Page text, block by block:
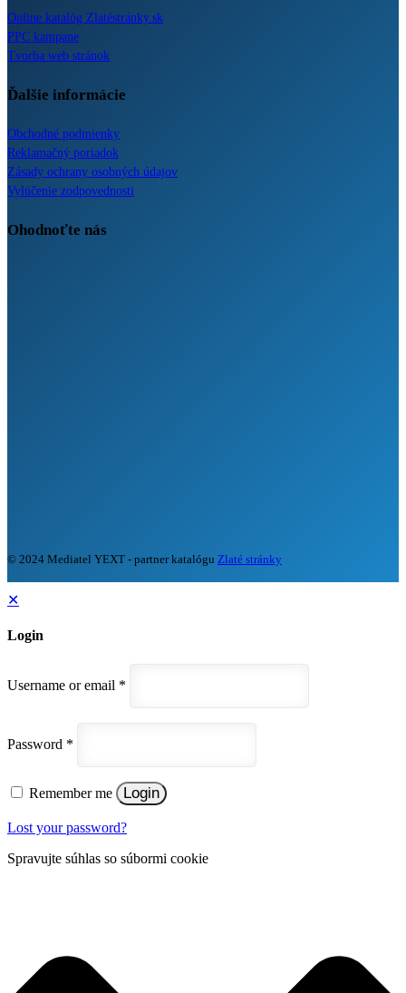
Online katalóg Zlatéstránky.sk
PPC kampane
Tvorba web stránok
Ďalšie informácie
Obchodné podmienky
Reklamačný poriadok
Zásady ochrany osobných údajov
Vylúčenie zodpovednosti
Ohodnoťte nás
© 2024 Mediatel YEXT - partner katalógu Zlaté stránky
✕
Login
Username or email *
Password *
Remember me Login
Lost your password?
Spravujte súhlas so súbormi cookie